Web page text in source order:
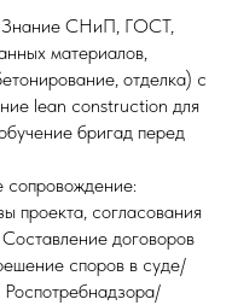
Знание СНиП, ГОСТ,
материалов,
отделка) с
lean construction для
бригад перед
сопровождение:
проекта, согласования
договоров
споров в суде/